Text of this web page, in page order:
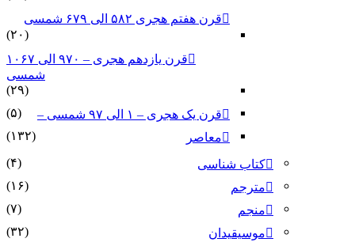
قرن هفتم هجری ۵۸۲ الی ۶۷۹ شمسی
(۲۰)
قرن یازدهم هجری – ۹۷۰ الی ۱۰۶۷
شمسی
(۲۹)
قرن یک هجری – ۱ الی ۹۷ شمسی –
(۵)
معاصر
(۱۳۲)
کتاب شناسی
(۴)
مترجم
(۱۶)
منجم
(۷)
موسیقیدان
(۳۲)